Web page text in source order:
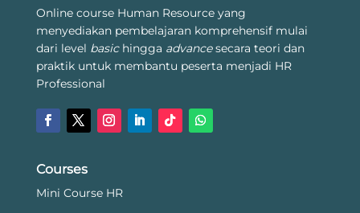
Online course Human Resource yang
menyediakan pembelajaran komprehensif mulai
dari level basichingga advancesecara teori dan
praktik untuk membantu peserta menjadi HR
Professional
Courses
Mini Course HR